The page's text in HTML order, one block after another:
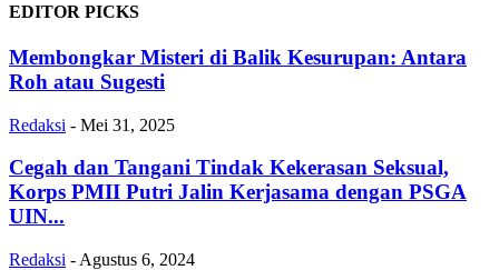
EDITOR PICKS
Membongkar Misteri di Balik Kesurupan: Antara
Roh atau Sugesti
Redaksi - Mei 31, 2025
Cegah dan Tangani Tindak Kekerasan Seksual,
Korps PMII Putri Jalin Kerjasama dengan PSGA
UIN...
Redaksi - Agustus 6, 2024